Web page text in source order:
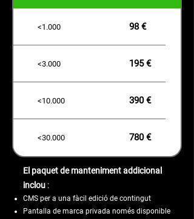
<1.000 98 €
<3.000 195 €
<10.000 390 €
<30.000 780 €
El paquet de manteniment addicional
inclou :
CMS per a una fàcil edició de contingut
Pantalla de marca privada només disponible